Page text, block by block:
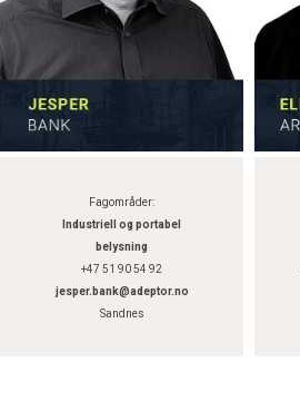
Fagområder:
Industriell og portabel
belysning
+47 51 90 54 92
jesper.bank@adeptor.no
Sandnes